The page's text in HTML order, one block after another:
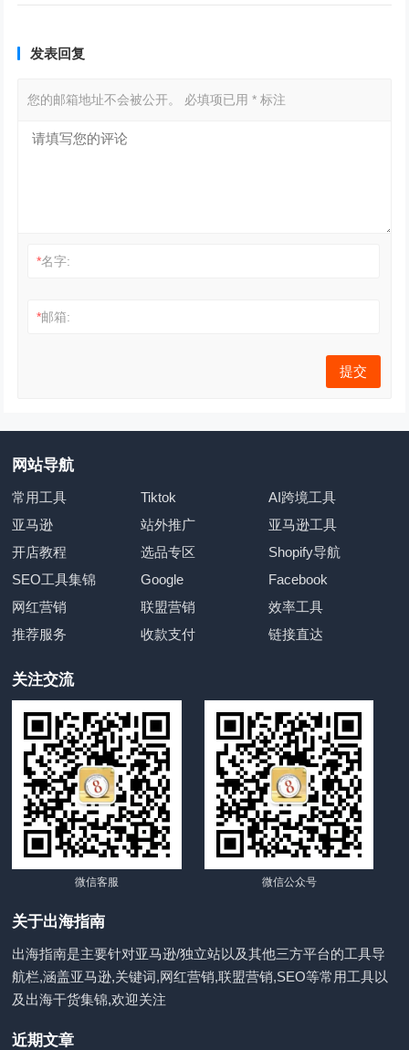
发表回复
您的邮箱地址不会被公开。 必填项已用* 标注
*名字:
*邮箱:
网站导航
常用工具 Tiktok
AI跨境工具
亚马逊
站外推广
亚马逊工具
开店教程
选品专区
Shopify导航
SEO工具集锦
Google
Facebook
网红营销
联盟营销
效率工具
推荐服务
收款支付 链接直达
关注交流
微信客服 微信公众号
关于出海指南
出海指南是主要针对亚马逊/独立站以及其他三方平台的工具导
航栏,涵盖亚马逊,关键词,网红营销,联盟营销,SEO等常用工具以
及出海干货集锦,欢迎关注
近期文章